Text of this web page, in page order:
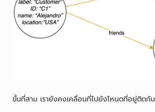
ขั้นที่สาม เรายังคงเคลื่อนที่ไปยังโหนดที่อยู่ติดกัน